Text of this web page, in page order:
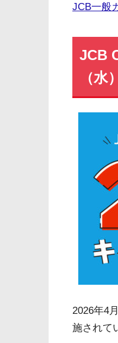
JCB一般
JCB
（
2026年4
施されて